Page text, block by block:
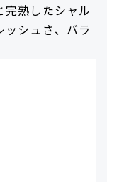
熟したシャル
シュさ、バラ